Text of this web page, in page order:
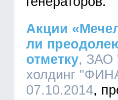
Акции
ли
отметку, ЗАО
холдинг
07.10.2014